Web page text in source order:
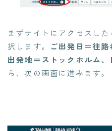
まずサイトにアクセスし
択します。 ご出発日＝往路
出発地＝ストックホルム、
ら、次の画面に進みます。